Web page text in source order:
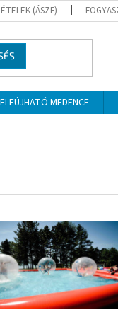
(ÁSZF)
MEDENCE